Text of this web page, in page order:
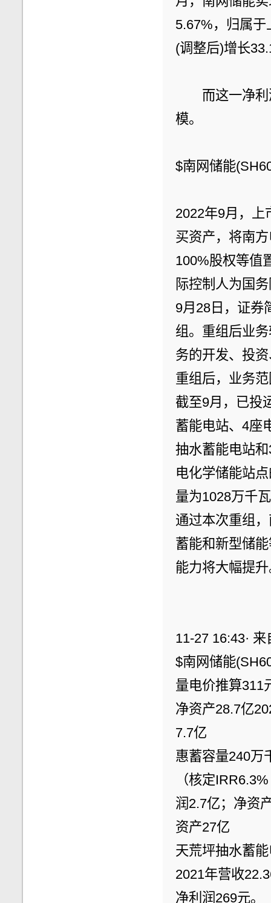
5.67%，归属
(调整后)增长
而这一净利
模。
$南网储能
2022年9月，上
买资产，将南
100%股权等值
际控制人为国
9月28日，证券
组。重组后业
务的开发、投
重组后，业务
截至9月，已投
蓄能电站、4座
抽水蓄能电站
电化学储能站
量为1028万千
通过本次重组
蓄能和新型储
能力将大幅提
11-27 16:43·
$南网储能
量电价推算311
净资产28.7亿
7.7亿
惠蓄容量240万
（核定
润2.7亿；净资
资产27亿
天荒坪抽水蓄
2021年营收
净利润269元。